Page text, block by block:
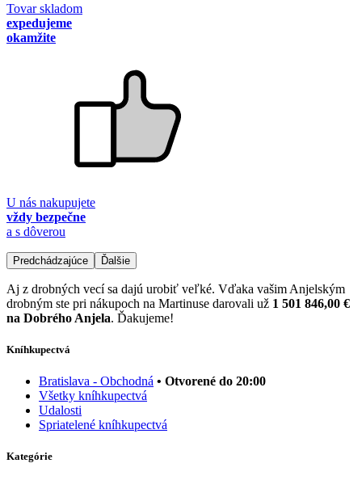
Tovar skladom
expedujeme
okamžite
U nás nakupujete
vždy bezpečne
a s dôverou
Predchádzajúce Ďalšie
Aj z drobných vecí sa dajú urobiť veľké. Vďaka vašim Anjelským
drobným ste pri nákupoch na Martinuse darovali už 1 501 846,00 €
na Dobrého Anjela. Ďakujeme!
Kníhkupectvá
Bratislava - Obchodná • Otvorené do 20:00
Všetky kníhkupectvá
Udalosti
Spriatelené kníhkupectvá
Kategórie